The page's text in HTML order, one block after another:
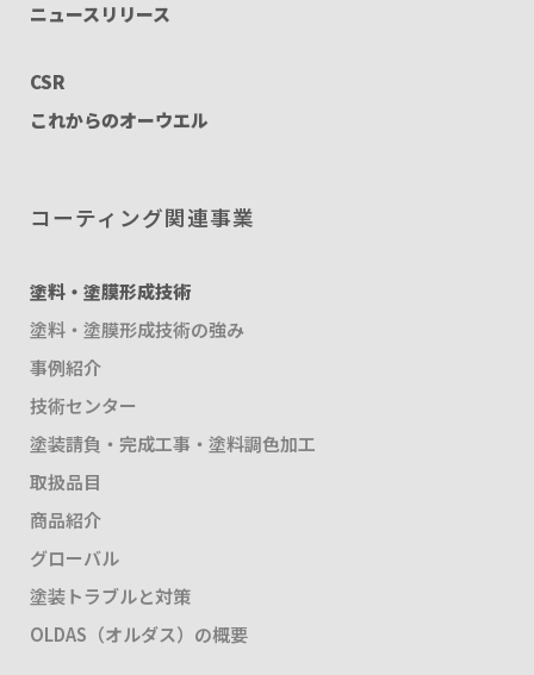
ニュースリリース
CSR
これからのオーウエル
コーティング関連事業
塗料・塗膜形成技術
塗料・塗膜形成技術の強み
事例紹介
技術センター
塗装請負・完成工事・塗料調色加工
取扱品目
商品紹介
グローバル
塗装トラブルと対策
OLDAS（オルダス）の概要